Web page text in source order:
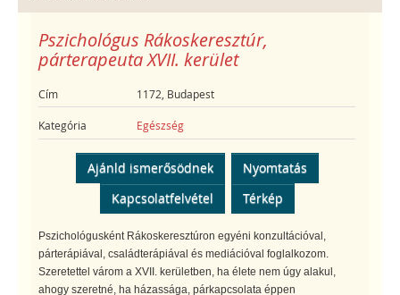
Pszichológus Rákoskeresztúr,
párterapeuta XVII. kerület
Cím 1172, Budapest
Kategória Egészség
Ajánld ismerősödnek
Nyomtatás
Kapcsolatfelvétel
Térkép
Pszichológusként Rákoskeresztúron egyéni konzultációval,
párterápiával, családterápiával és mediációval foglalkozom.
Szeretettel várom a XVII. kerületben, ha élete nem úgy alakul,
ahogy szeretné, ha házassága, párkapcsolata éppen